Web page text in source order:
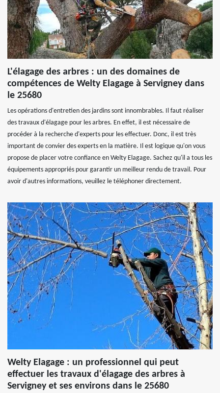
L'élagage des arbres : un des domaines de
compétences de Welty Elagage à Servigney dans
le 25680
Les opérations d'entretien des jardins sont innombrables. Il faut réaliser
des travaux d'élagage pour les arbres. En effet, il est nécessaire de
procéder à la recherche d'experts pour les effectuer. Donc, il est très
important de convier des experts en la matière. Il est logique qu'on vous
propose de placer votre confiance en Welty Elagage. Sachez qu'il a tous les
équipements appropriés pour garantir un meilleur rendu de travail. Pour
avoir d'autres informations, veuillez le téléphoner directement.
Welty Elagage : un professionnel qui peut
effectuer les travaux d'élagage des arbres à
Servigney et ses environs dans le 25680